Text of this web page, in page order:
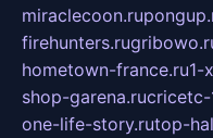
miraclecoon.ru
firehunters.ru
hometown-france.ru1-
shop-garena.rucricetc-
one-life-story.rutop-